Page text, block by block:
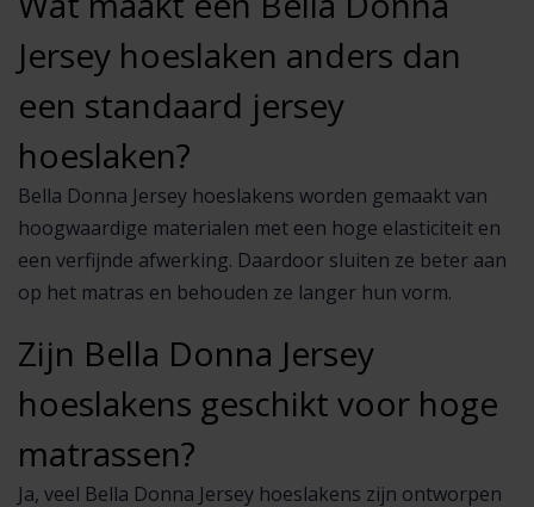
Jersey hoeslaken anders dan
een standaard jersey
hoeslaken?
Bella Donna Jersey hoeslakens worden gemaakt van
hoogwaardige materialen met een hoge elasticiteit en
een verfijnde afwerking. Daardoor sluiten ze beter aan
op het matras en behouden ze langer hun vorm.
Zijn Bella Donna Jersey
hoeslakens geschikt voor hoge
matrassen?
Ja, veel Bella Donna Jersey hoeslakens zijn ontworpen